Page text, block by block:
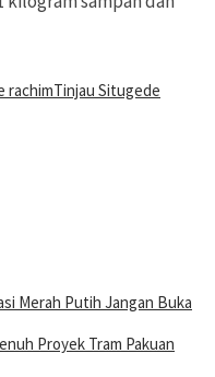
rachimTinjau Situgede
Merah Putih Jangan Buka
Proyek Tram Pakuan